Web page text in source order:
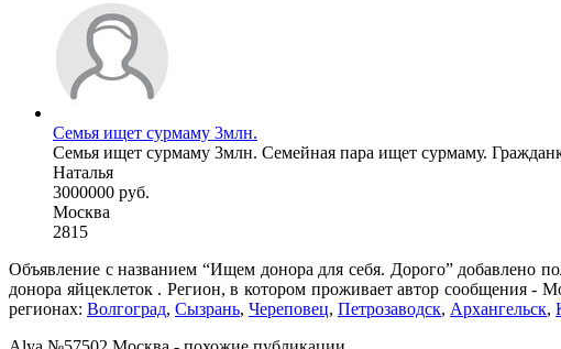
Семья ищет сурмаму 3млн.
Семья ищет сурмаму 3млн. Семейная пара ищет сурмаму.
Наталья
3000000 руб.
Москва
2815
Объявление с названием “Ищем донора для себя. Дорого” добавлено
донора яйцеклеток . Регион, в котором проживает автор сообщения -
регионах: Волгоград, Сызрань, Череповец, Петрозаводск, Архангельск,